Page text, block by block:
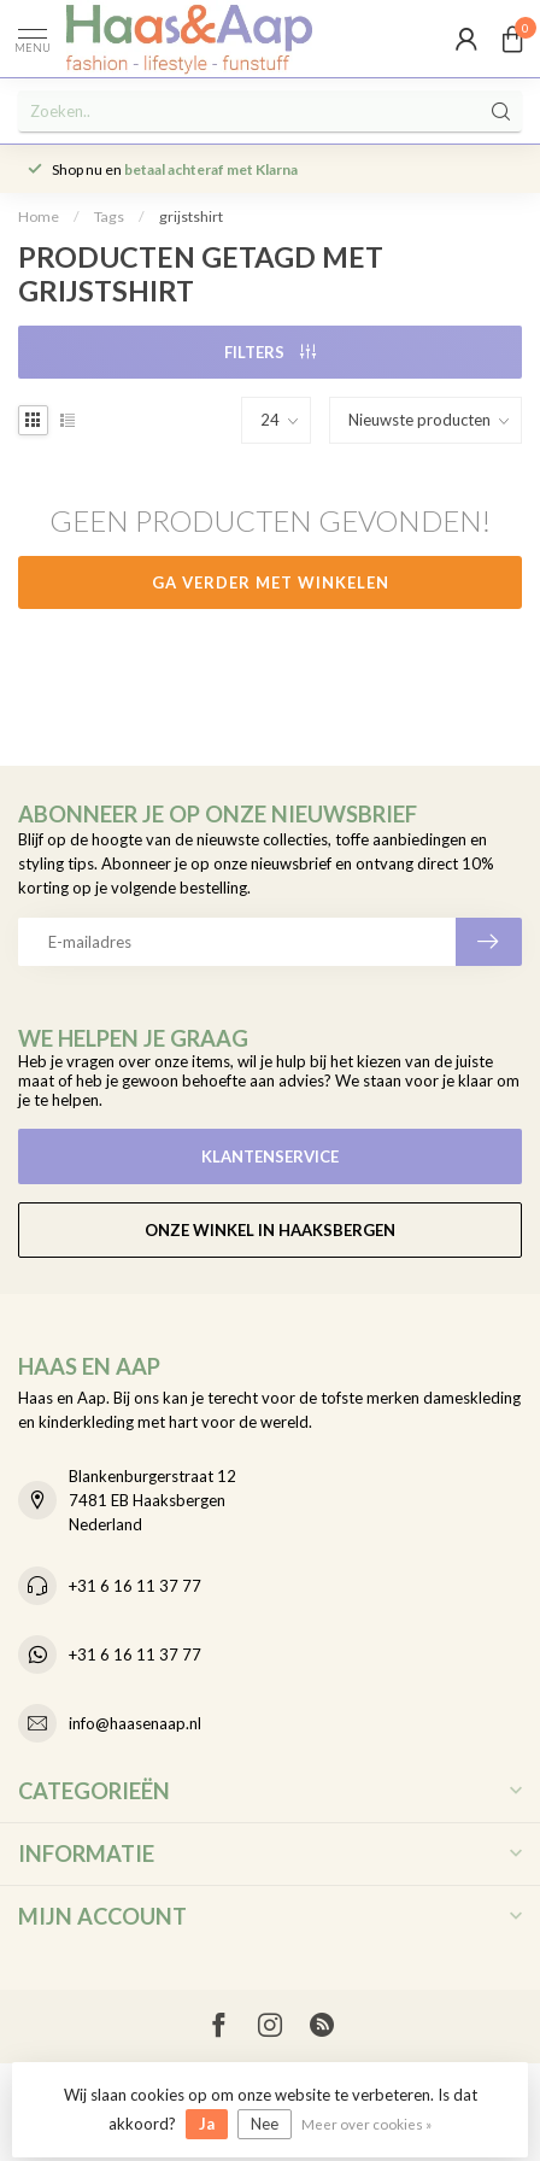
MENU
0
Shop nu en betaal achteraf met Klarna
Home / Tags / grijstshirt
PRODUCTEN GETAGD MET
GRIJSTSHIRT
FILTERS
GEEN PRODUCTEN GEVONDEN!
GA VERDER MET WINKELEN
WE HELPEN JE GRAAG
Heb je vragen over onze items, wil je hulp bij het kiezen van de juiste
maat of heb je gewoon behoefte aan advies? We staan voor je klaar om
je te helpen.
KLANTENSERVICE
ONZE WINKEL IN HAAKSBERGEN
ABONNEER JE OP ONZE NIEUWSBRIEF
Blijf op de hoogte van de nieuwste collecties, toffe aanbiedingen en
styling tips. Abonneer je op onze nieuwsbrief en ontvang direct 10%
korting op je volgende bestelling.
HAAS EN AAP
Haas en Aap. Bij ons kan je terecht voor de tofste merken dameskleding
en kinderkleding met hart voor de wereld.
Blankenburgerstraat 12
7481 EB Haaksbergen
Nederland
+31 6 16 11 37 77
+31 6 16 11 37 77
info@haasenaap.nl
CATEGORIEËN
INFORMATIE
MIJN ACCOUNT
© Copyright 2026 Haas en Aap
Wij slaan cookies op om onze website te verbeteren. Is dat
akkoord?
Ja Nee Meer over cookies »